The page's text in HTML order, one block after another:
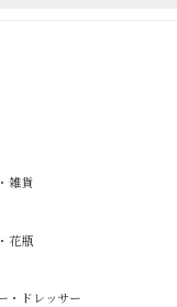
雑貨
花瓶
・ドレッサー